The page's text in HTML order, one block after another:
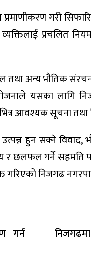
गरी
प्रचलित
तथा अन्य भौतिक
यसका लागि
आवश्यक सूचना तथा
हुन सक्ने विवाद,
र छलफल गर्ने
गरिएको निजगढ
गर्न
निजगढमा